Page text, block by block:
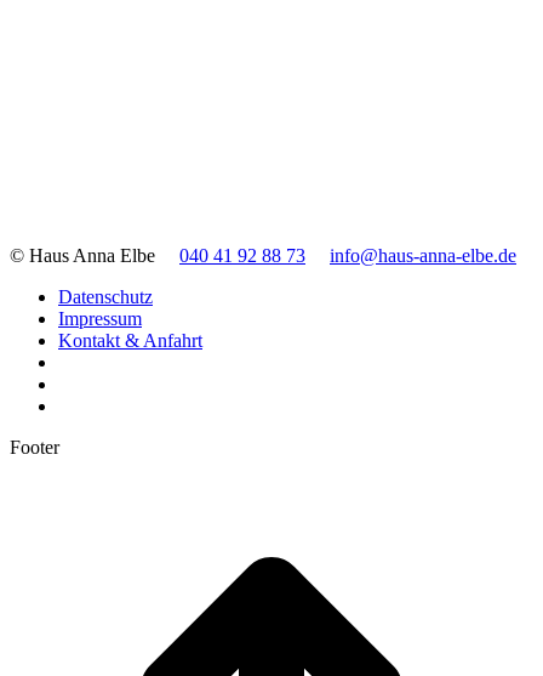
© Haus Anna Elbe 040 41 92 88 73
info@haus-anna-elbe.de
Datenschutz
Impressum
Kontakt & Anfahrt
Footer